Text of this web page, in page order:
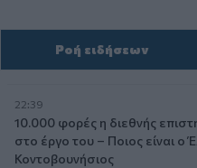
Ροή ειδήσεων
22:39
10.000 φορές η διεθνής
στο έργο του – Ποιος είναι ο
Κοντοβουνήσιος